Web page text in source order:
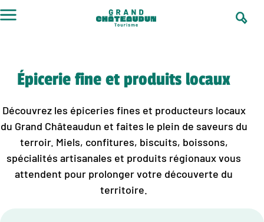
au
Épicerie fine et produits locaux
Découvrez les épiceries fines et producteurs locaux
du Grand Châteaudun et faites le plein de saveurs du
terroir. Miels, confitures, biscuits, boissons,
spécialités artisanales et produits régionaux vous
attendent pour prolonger votre découverte du
territoire.